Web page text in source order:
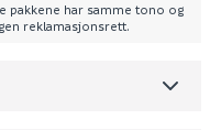
pakkene har samme tono og
reklamasjonsrett.
0